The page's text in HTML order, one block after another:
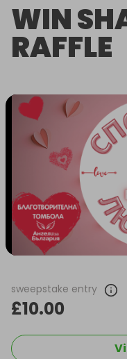
WIN
RAFFLE
sweepstake entry
£10.00